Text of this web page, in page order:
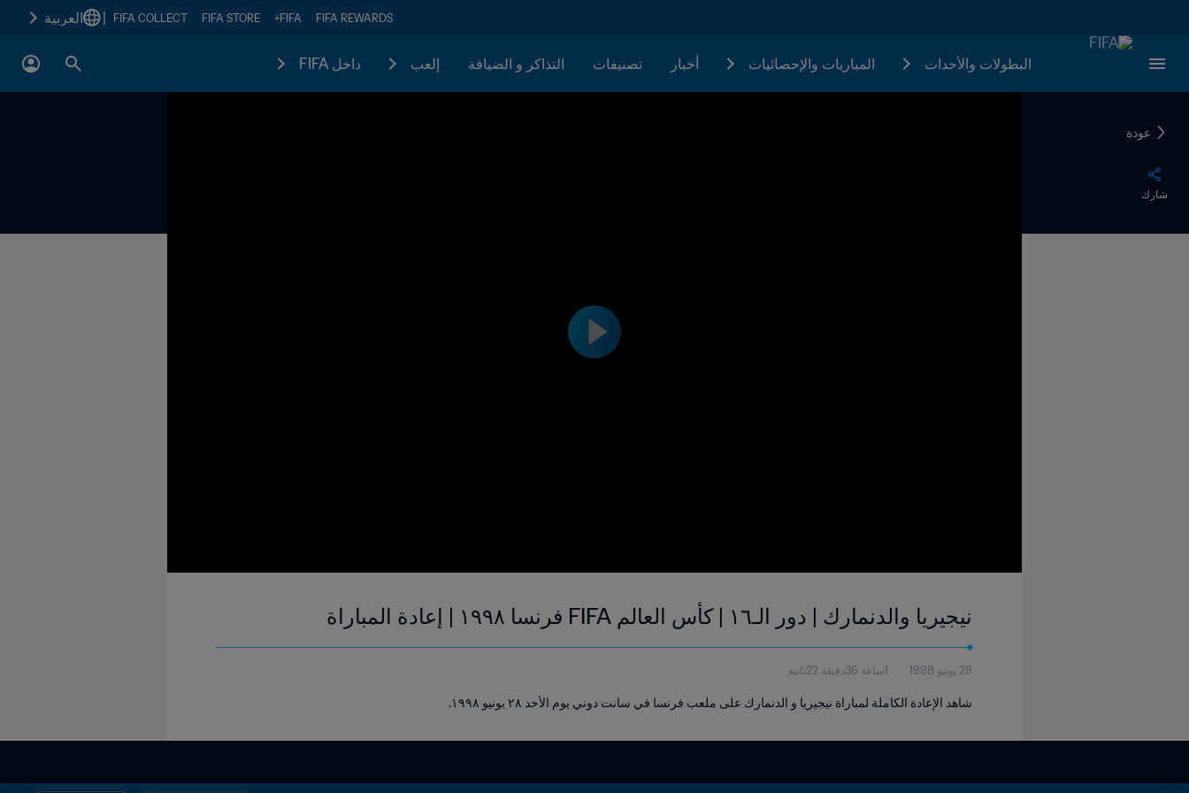
FIFA REWARDS
FIFA+
FIFA STORE
FIFA COLLECT العربية
البطولات والأحدات المباريات والإحصائيات أخبار تصنيفات التذاكر و الضيافة إلعب داخل FIFA
عودة
شارك
نيجيريا والدنمارك | دور الـ١٦ | كأس العالم FIFA فرنسا ١٩٩٨ | إعادة المباراة
28 يونيو 1998 1ساعة 36دقيقة 22ثانية
شاهد الإعادة الكاملة لمباراة نيجيريا و الدنمارك على ملعب فرنسا في سانت دوني يوم الأحد ٢٨ يونيو ١٩٩٨.